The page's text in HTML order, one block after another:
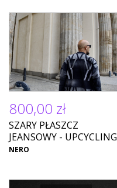
800,00 zł
SZARY PŁASZCZ
JEANSOWY - UPCYCLING
NERO